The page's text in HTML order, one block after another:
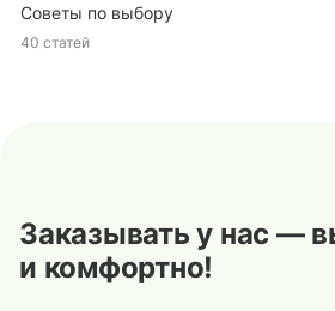
Советы по выбору
40 статей
Заказывать у нас —
и комфортно!